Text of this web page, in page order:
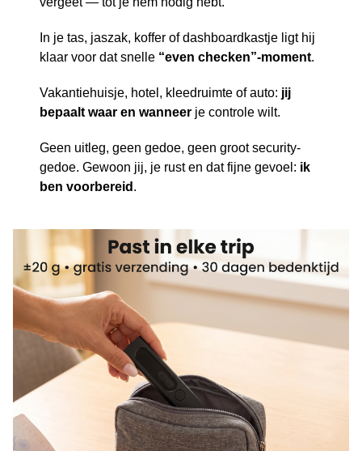
In je tas, jaszak, koffer of dashboardkastje ligt hij
klaar voor dat snelle “even checken”-moment.
Vakantiehuisje, hotel, kleedruimte of auto: jij
bepaalt waar en wanneer je controle wilt.
Geen uitleg, geen gedoe, geen groot security-
gedoe. Gewoon jij, je rust en dat fijne gevoel: ik
ben voorbereid .